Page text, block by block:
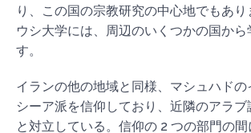
り、この国の宗教研究の中心地でもあり
ウシ大学には、周辺のいくつかの国から
す。
イランの他の地域と同様、マシュハド
シーア派を信仰しており、近隣のアラ
と対立している。信仰の 2 つの部門の